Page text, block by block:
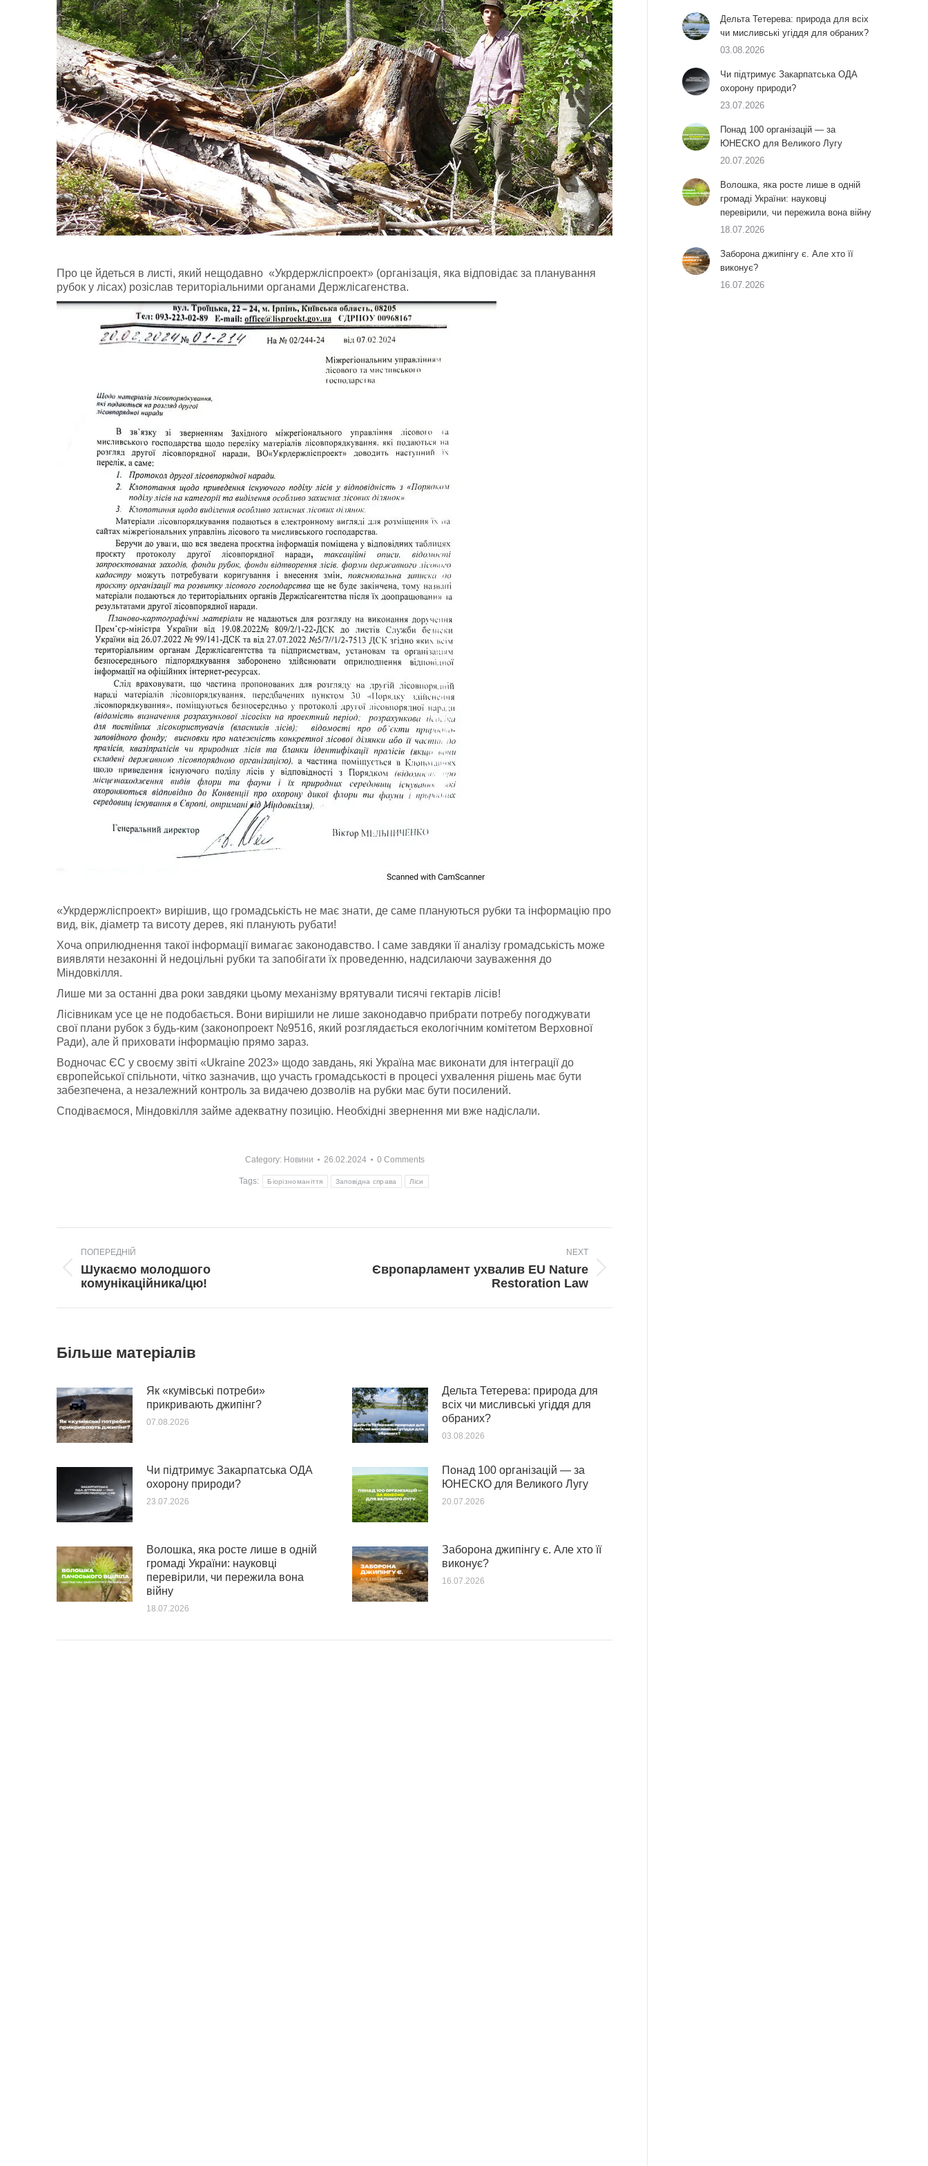
Про це йдеться в листі, який нещодавно «Укрдержліспроект» (організація, яка відповідає за планування
рубок у лісах) розіслав територіальними органами Держлісагенства.
«Укрдержліспроект» вирішив, що громадськість не має знати, де саме плануються рубки та інформацію про
вид, вік, діаметр та висоту дерев, які планують рубати!
Хоча оприлюднення такої інформації вимагає законодавство. І саме завдяки її аналізу громадськість може
виявляти незаконні й недоцільні рубки та запобігати їх проведенню, надсилаючи зауваження до
Міндовкілля.
Лише ми за останні два роки завдяки цьому механізму врятували тисячі гектарів лісів!
Лісівникам усе це не подобається. Вони вирішили не лише законодавчо прибрати потребу погоджувати
свої плани рубок з будь-ким (законопроект №9516, який розглядається екологічним комітетом Верховної
Ради), але й приховати інформацію прямо зараз.
Водночас ЄС у своєму звіті «Ukraine 2023» щодо завдань, які Україна має виконати для інтеграції до
європейської спільноти, чітко зазначив, що участь громадськості в процесі ухвалення рішень має бути
забезпечена, а незалежний контроль за видачею дозволів на рубки має бути посилений.
Сподіваємося, Міндовкілля займе адекватну позицію. Необхідні звернення ми вже надіслали.
Category: Новини 26.02.2024 0 Comments
Tags: Біорізноманіття Заповідна справа Ліси
navigation
ПОПЕРЕДНІЙ
Попередній
пост:
Шукаємо молодшого
комунікаційника/цю!
NEXT
NextЄвропарламент ухвалив EU Nature
Restoration Law
Більше матеріалів
Як «кумівські потреби»
прикривають джипінг?
07.08.2026
Дельта Тетерева: природа для
всіх чи мисливські угіддя для
обраних?
03.08.2026
Чи підтримує Закарпатська ОДА
охорону природи?
23.07.2026
Понад 100 організацій — за
ЮНЕСКО для Великого Лугу
20.07.2026
Волошка, яка росте лише в одній
громаді України: науковці
перевірили, чи пережила вона
війну
18.07.2026
Заборона джипінгу є. Але хто її
виконує?
16.07.2026
Дельта Тетерева: природа для всіх
чи мисливські угіддя для обраних?
03.08.2026
Чи підтримує Закарпатська ОДА
охорону природи?
23.07.2026
Понад 100 організацій — за
ЮНЕСКО для Великого Лугу
20.07.2026
Волошка, яка росте лише в одній
громаді України: науковці
перевірили, чи пережила вона війну
18.07.2026
Заборона джипінгу є. Але хто її
виконує?
16.07.2026